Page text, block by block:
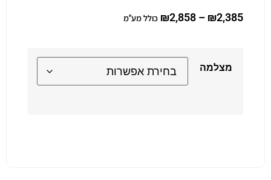
₪2,385
–
₪2,858 כולל מע"מ
מצלמה